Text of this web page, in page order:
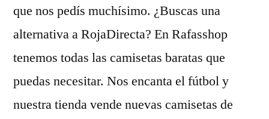
que nos pedís muchísimo. ¿Buscas una
alternativa a RojaDirecta? En Rafasshop
tenemos todas las camisetas baratas que
puedas necesitar. Nos encanta el fútbol y
nuestra tienda vende nuevas camisetas de